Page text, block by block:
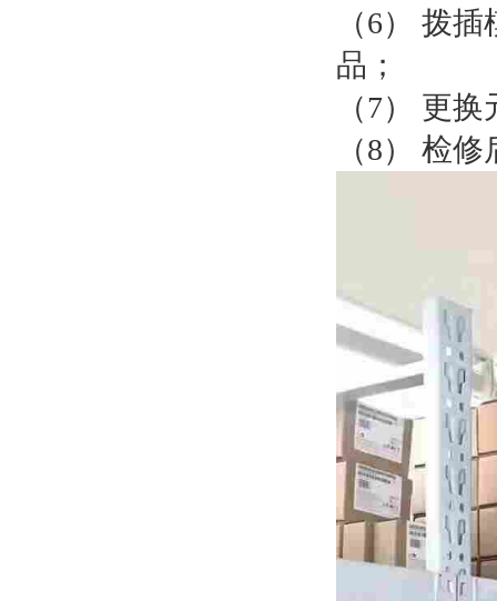
（6） 拨
品；
（7） 更
（8） 检